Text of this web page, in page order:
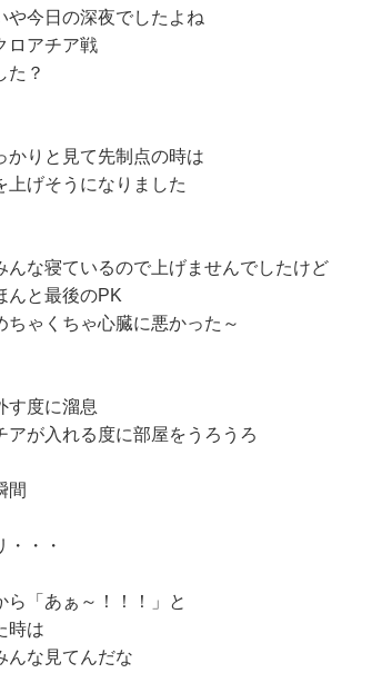
や今日の深夜でしたよね
ロアチア戦
た？
かりと見て先制点の時は
上げそうになりました
んな寝ているので上げませんでしたけど
んと最後のPK
ちゃくちゃ心臓に悪かった～
す度に溜息
アが入れる度に部屋をうろうろ
間
・・・
ら「あぁ～！！！」と
時は
んな見てんだな